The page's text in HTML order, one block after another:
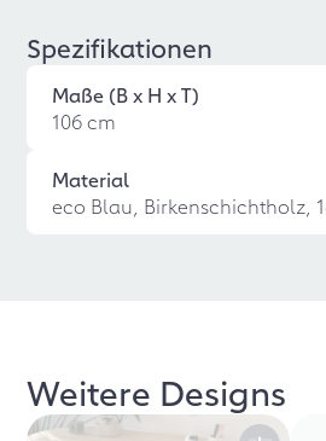
Spezifikationen
Maße (B x H x T)
106 cm
Material
eco Blau, Birkenschichtholz,
Weitere Designs